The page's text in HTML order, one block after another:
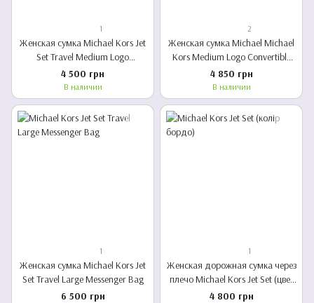
1
Женская сумка Michael Kors Jet
Set Travel Medium Logo
Crossbody Bag Brown
4 500 грн
В наличии
2
Женская сумка Michael Michael
Kors Medium Logo Convertible
Crossbody Bag (black)
4 850 грн
В наличии
1
Женская сумка Michael Kors Jet
Set Travel Large Messenger Bag
6 500 грн
1
Женская дорожная сумка через
плечо Michael Kors Jet Set (цвет
бордо)
4 800 грн